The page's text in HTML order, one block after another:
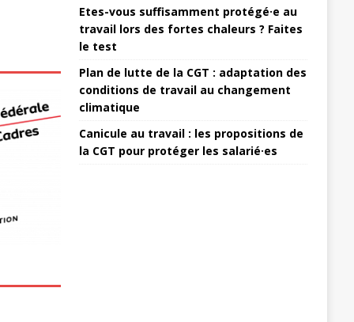
Etes-vous suffisamment protégé·e au
travail lors des fortes chaleurs ? Faites
le test
Plan de lutte de la CGT : adaptation des
conditions de travail au changement
climatique
Canicule au travail : les propositions de
la CGT pour protéger les salarié·es